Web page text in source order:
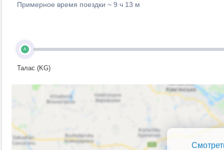
Примерное время поездки ~ 9 ч 13 м
A
Талас (KG)